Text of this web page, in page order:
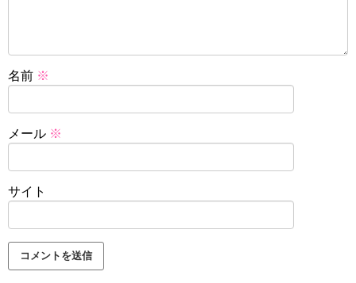
名前 ※
メール ※
サイト